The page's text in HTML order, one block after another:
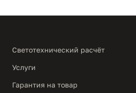
Светотехнический расчёт
Услуги
Гарантия на товар